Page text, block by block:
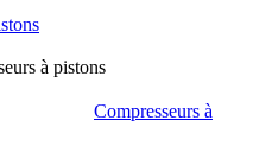
à pistons
Compresseurs à